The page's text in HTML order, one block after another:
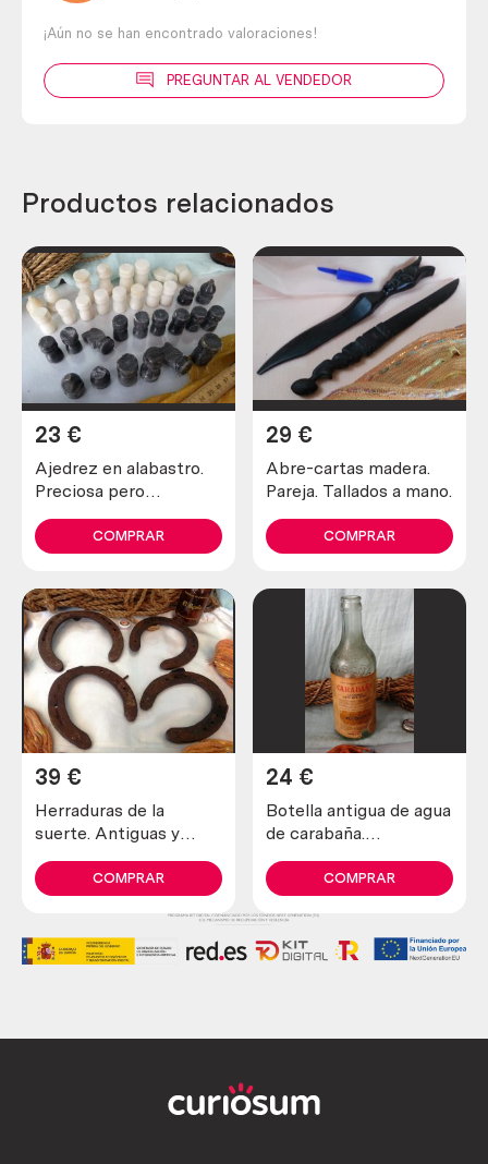
¡Aún no se han encontrado valoraciones!
PREGUNTAR AL VENDEDOR
Productos relacionados
Ajedrez en alabastro.
Preciosa pero
estado.
23 €
COMPRAR
Abre-cartas madera.
Pareja. Tallados a mano.
29 €
COMPRAR
Herraduras de la
suerte. Antiguas y
unidades)
39 €
COMPRAR
Botella antigua de agua
de carabaña.
24 €
COMPRAR